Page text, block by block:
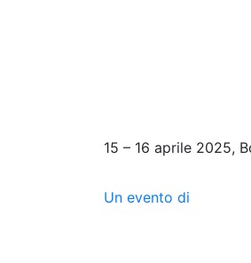
15 – 16 aprile 2025,
Un evento di